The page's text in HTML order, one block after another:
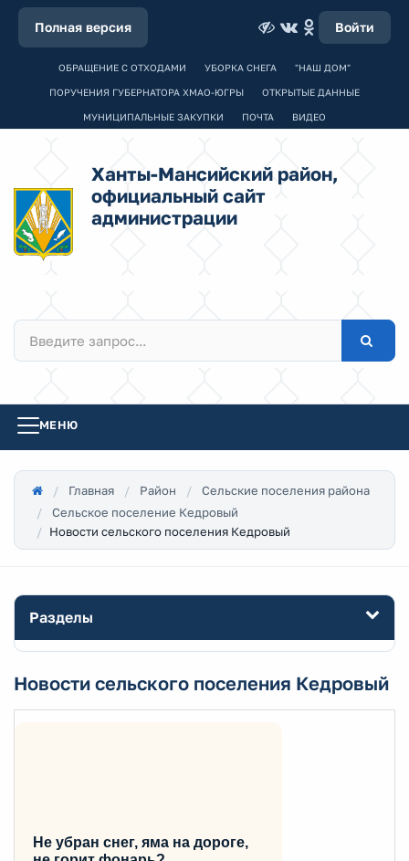
Полная версия Войти
ОБРАЩЕНИЕ С ОТХОДАМИ УБОРКА СНЕГА "НАШ ДОМ"
ПОРУЧЕНИЯ ГУБЕРНАТОРА ХМАО-ЮГРЫ ОТКРЫТЫЕ ДАННЫЕ
МУНИЦИПАЛЬНЫЕ ЗАКУПКИ ПОЧТА ВИДЕО
Ханты-Мансийский район,
официальный сайт
администрации
МЕНЮ
Главная Район
Сельские поселения района
Сельское поселение Кедровый
Новости сельского поселения Кедровый
Разделы
Новости сельского поселения Кедровый
Не убран снег, яма на дороге,